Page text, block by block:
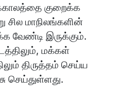
குறைக்க
சில மாநிலங்களின்
வேண்டி இருக்கும்.
மக்கள்
திருத்தம் செய்ய
செய்துள்ளது.